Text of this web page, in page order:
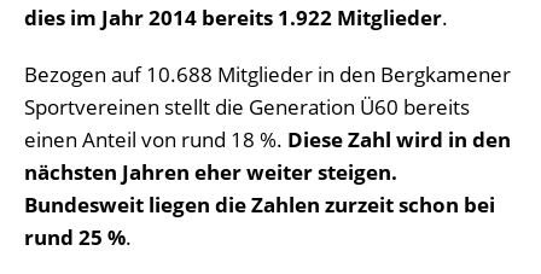
dies im Jahr 2014 bereits 1.922 Mitglieder.
Bezogen auf 10.688 Mitglieder in den Bergkamener
Sportvereinen stellt die Generation Ü60 bereits
einen Anteil von rund 18 %. Diese Zahl wird in den
nächsten Jahren eher weiter steigen.
Bundesweit liegen die Zahlen zurzeit schon bei
rund 25 %.